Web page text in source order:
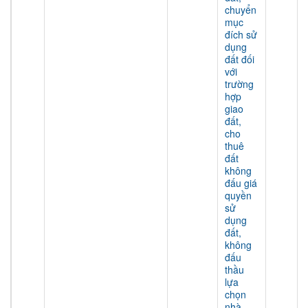
chuyển
mục
đích sử
dụng
đất đối
với
trường
hợp
giao
đất,
cho
thuê
đất
không
đấu giá
quyền
sử
dụng
đất,
không
đấu
thầu
lựa
chọn